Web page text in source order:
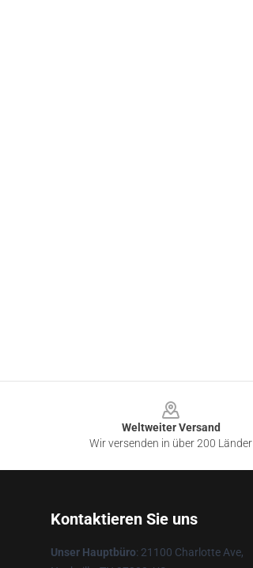
Weltweiter Versand
Wir versenden in über 200 Länder
Kontaktieren Sie uns
Unser Hauptbüro: 21100 Charlotte Ave,